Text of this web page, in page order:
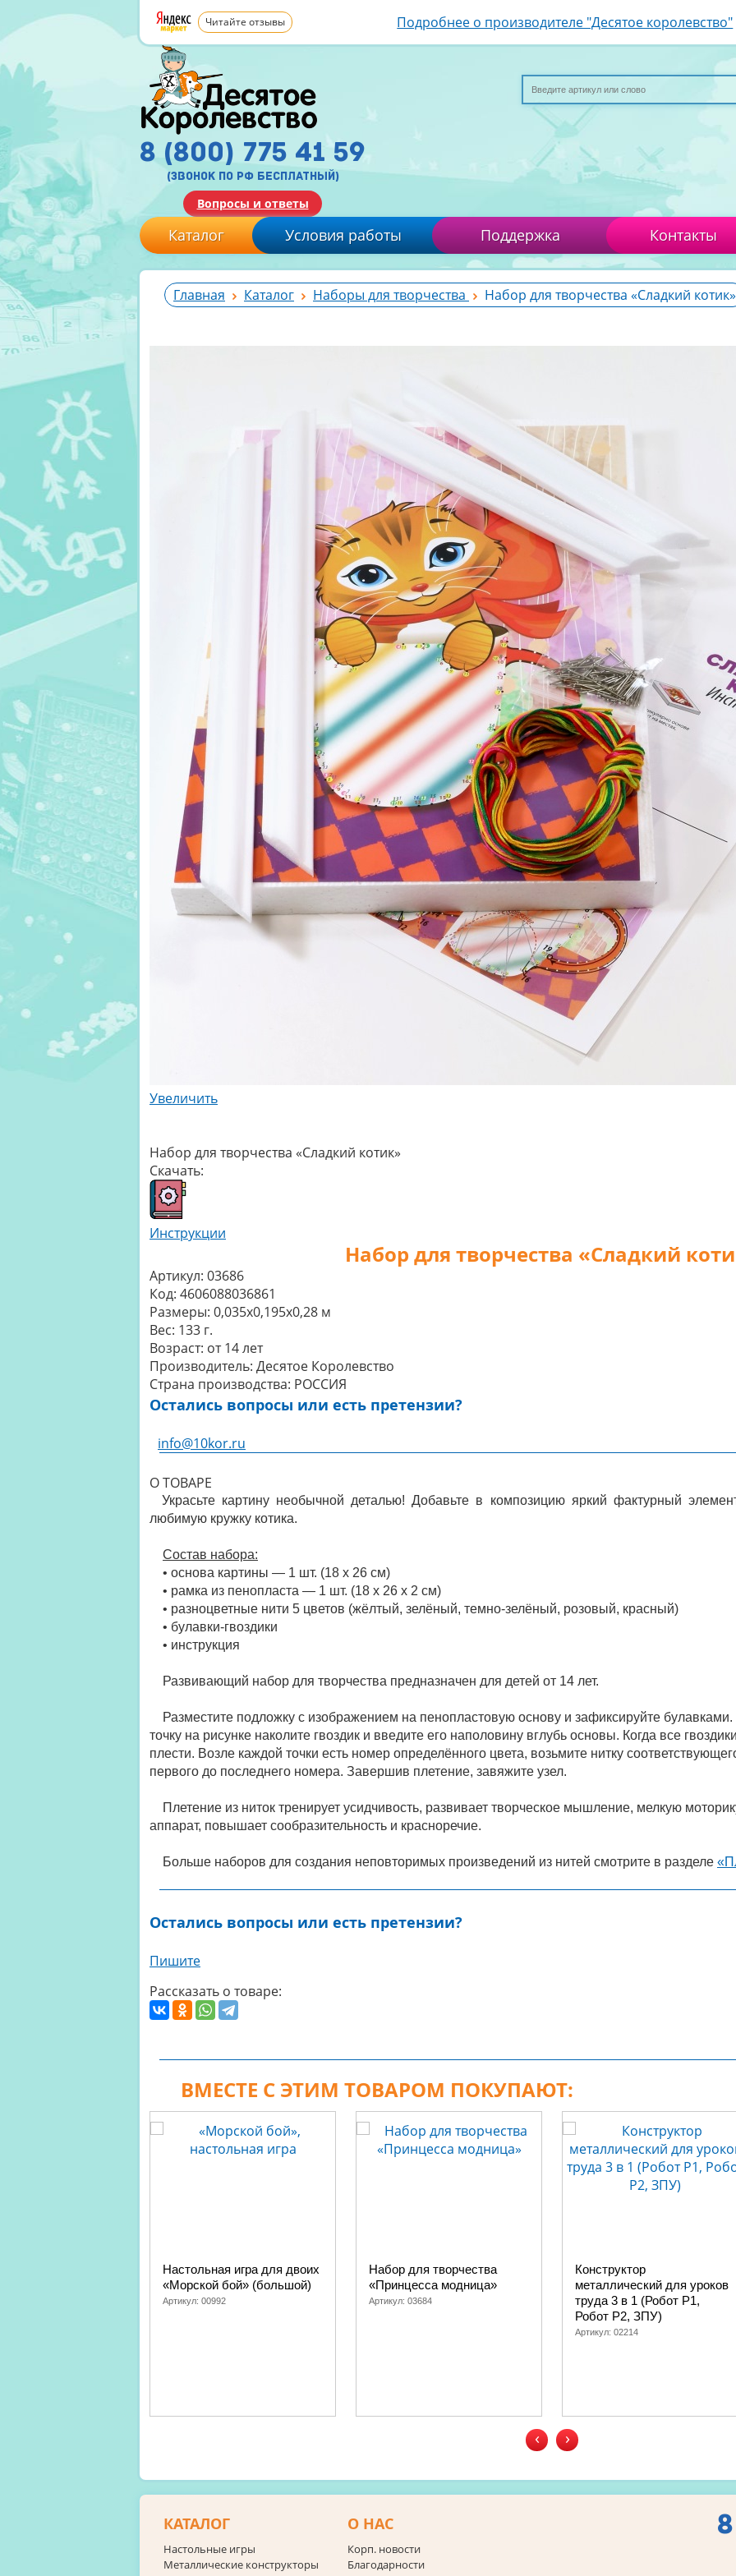
Читайте отзывы Подробнее о производителе "Десятое королевство"
8 (800) 775 41 59
(звонок по рф бесплатный)
Вопросы и ответы
Каталог Условия работы Поддержка Контакты
Главная Каталог Наборы для творчества Набор для творчества «Сладкий котик»
Увеличить
Набор для творчества «Сладкий котик»
Скачать:
Инструкции
Набор для творчества «Сладкий
Артикул: 03686
Код: 4606088036861
Размеры: 0,035x0,195x0,28 м
Вес: 133 г.
Возраст: от 14 лет
Производитель: Десятое Королевство
Страна производства: РОССИЯ
Остались вопросы или есть претензии?
info@10kor.ru
О ТОВАРЕ
Украсьте картину необычной деталью! Добавьте в композицию яркий фактурный
любимую кружку котика.
Состав набора:
• основа картины — 1 шт. (18 х 26 см)
• рамка из пенопласта — 1 шт. (18 х 26 х 2 см)
• разноцветные нити 5 цветов (жёлтый, зелёный, темно-зелёный, розовый, красный)
• булавки-гвоздики
• инструкция
Развивающий набор для творчества предназначен для детей от 14 лет.
Разместите подложку с изображением на пенопластовую основу и зафиксируйте
точку на рисунке наколите гвоздик и введите его наполовину вглубь основы. Когда все
плести. Возле каждой точки есть номер определённого цвета, возьмите нитку
первого до последнего номера. Завершив плетение, завяжите узел.
Плетение из ниток тренирует усидчивость, развивает творческое мышление, мелкую
аппарат, повышает сообразительность и красноречие.
Больше наборов для создания неповторимых произведений из нитей смотрите в разделе
Остались вопросы или есть претензии?
Пишите
Рассказать о товаре:
ВМЕСТЕ С ЭТИМ ТОВАРОМ ПОКУПАЮТ:
Настольная игра для двоих
«Морской бой» (большой)
Артикул: 00992
Набор для творчества
«Принцесса модница»
Артикул: 03684
Конструктор
металлический для уроков
труда 3 в 1 (Робот Р1,
Робот Р2, ЗПУ)
Артикул: 02214
‹ ›
КАТАЛОГ
Настольные игры
Металлические конструкторы
О НАС
Корп. новости
Благодарности